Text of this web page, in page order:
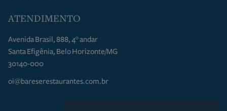
ATENDIMENTO
Avenida Brasil, 888, 4° andar
Santa Efigênia, Belo Horizonte/MG
30140-000
oi@bareserestaurantes.com.br